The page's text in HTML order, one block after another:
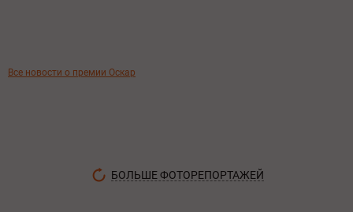
Все новости о премии Оскар
БОЛЬШЕ ФОТОРЕПОРТАЖЕЙ